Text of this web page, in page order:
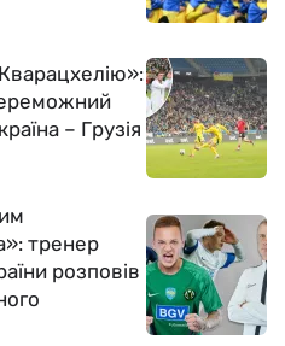
– Грузія
тренер
розповів